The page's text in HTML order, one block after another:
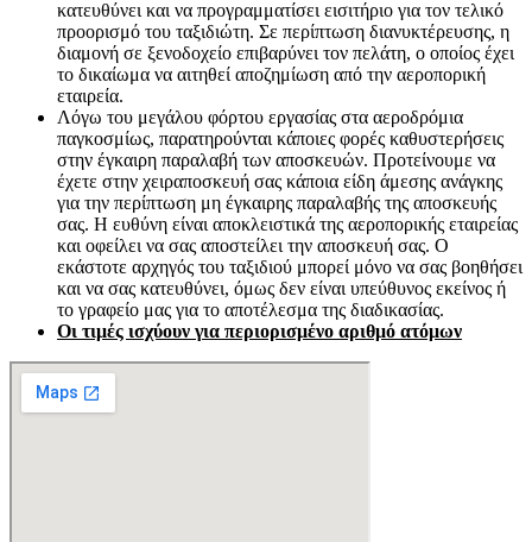
κατευθύνει και να προγραμματίσει εισιτήριο για τον τελικό
προορισμό του ταξιδιώτη. Σε περίπτωση διανυκτέρευσης, η
διαμονή σε ξενοδοχείο επιβαρύνει τον πελάτη, ο οποίος έχει
το δικαίωμα να αιτηθεί αποζημίωση από την αεροπορική
εταιρεία.
Λόγω του μεγάλου φόρτου εργασίας στα αεροδρόμια
παγκοσμίως, παρατηρούνται κάποιες φορές καθυστερήσεις
στην έγκαιρη παραλαβή των αποσκευών. Προτείνουμε να
έχετε στην χειραποσκευή σας κάποια είδη άμεσης ανάγκης
για την περίπτωση μη έγκαιρης παραλαβής της αποσκευής
σας. Η ευθύνη είναι αποκλειστικά της αεροπορικής εταιρείας
και οφείλει να σας αποστείλει την αποσκευή σας. Ο
εκάστοτε αρχηγός του ταξιδιού μπορεί μόνο να σας βοηθήσει
και να σας κατευθύνει, όμως δεν είναι υπεύθυνος εκείνος ή
το γραφείο μας για το αποτέλεσμα της διαδικασίας.
Οι τιμές ισχύουν για περιορισμένο αριθμό ατόμων